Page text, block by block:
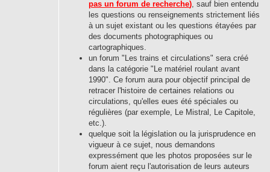
pas un forum de recherche), sauf bien entendu
les questions ou renseignements strictement liés
à un sujet existant ou les questions étayées par
des documents photographiques ou
cartographiques.
un forum "Les trains et circulations" sera créé
dans la catégorie "Le matériel roulant avant
1990". Ce forum aura pour objectif principal de
retracer l'histoire de certaines relations ou
circulations, qu'elles eues été spéciales ou
régulières (par exemple, Le Mistral, Le Capitole,
etc.).
quelque soit la législation ou la jurisprudence en
vigueur à ce sujet, nous demandons
expressément que les photos proposées sur le
forum aient reçu l'autorisation de leurs auteurs